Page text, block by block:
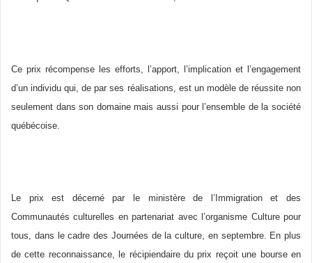
Ce prix récompense les efforts, l’apport, l’implication et l’engagement
d’un individu qui, de par ses réalisations, est un modèle de réussite non
seulement dans son domaine mais aussi pour l’ensemble de la société
québécoise.
Le prix est décerné par le ministère de l’Immigration et des
Communautés culturelles en partenariat avec l’organisme Culture pour
tous, dans le cadre des Journées de la culture, en septembre. En plus
de cette reconnaissance, le récipiendaire du prix reçoit une bourse en